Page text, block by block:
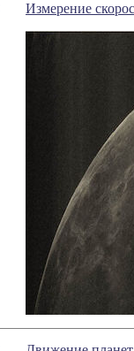
Измерение